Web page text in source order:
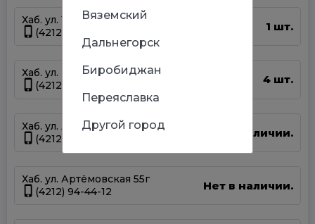
Хаб. ул. Тихоокеанская 170
(4212) 67-13-31
1 шт.
Хаб. ул. Шелеста 83
(4212) 93-68-68
4 шт.
Хаб. ул. Аксенова 40
(4212) 67-22-00
Нет в наличии.
Хаб. ул. Артёмовская 55г
(4212) 94-44-12
Нет в наличии.
Вяземский
Дальнегорск
Биробиджан
Переяславка
Другой город